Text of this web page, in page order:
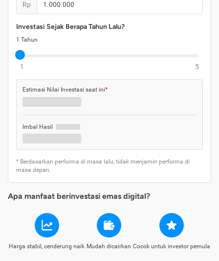
Rp
Investasi Sejak Berapa Tahun Lalu?
1 Tahun
1 5
Estimasi Nilai Investasi saat ini*
Imbal Hasil
* Berdasarkan performa di masa lalu, tidak menjamin performa di
masa depan.
Apa manfaat berinvestasi emas digital?
Harga stabil, cenderung naik Mudah dicairkan Cocok untuk investor pemula